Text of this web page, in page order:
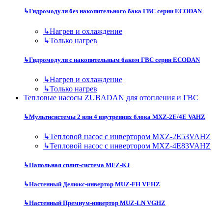
↳Гидромодули без накопительного бака ГВС серии ECODAN
↳Нагрев и охлаждение
↳Только нагрев
↳Гидромодули с накопительным баком ГВС серии ECODAN
↳Нагрев и охлаждение
↳Только нагрев
Тепловые насосы ZUBADAN для отопления и ГВС
↳Мультисистемы 2 или 4 внутренних блока MXZ-2E/4E VAHZ
↳Тепловой насос с инвертором MXZ-2E53VAHZ
↳Тепловой насос с инвертором MXZ-4E83VAHZ
↳Напольная сплит-система MFZ-KJ
↳Настенный Делюкс-инвертор MUZ-FH VEHZ
↳Настенный Премиум-инвертор MUZ-LN VGHZ